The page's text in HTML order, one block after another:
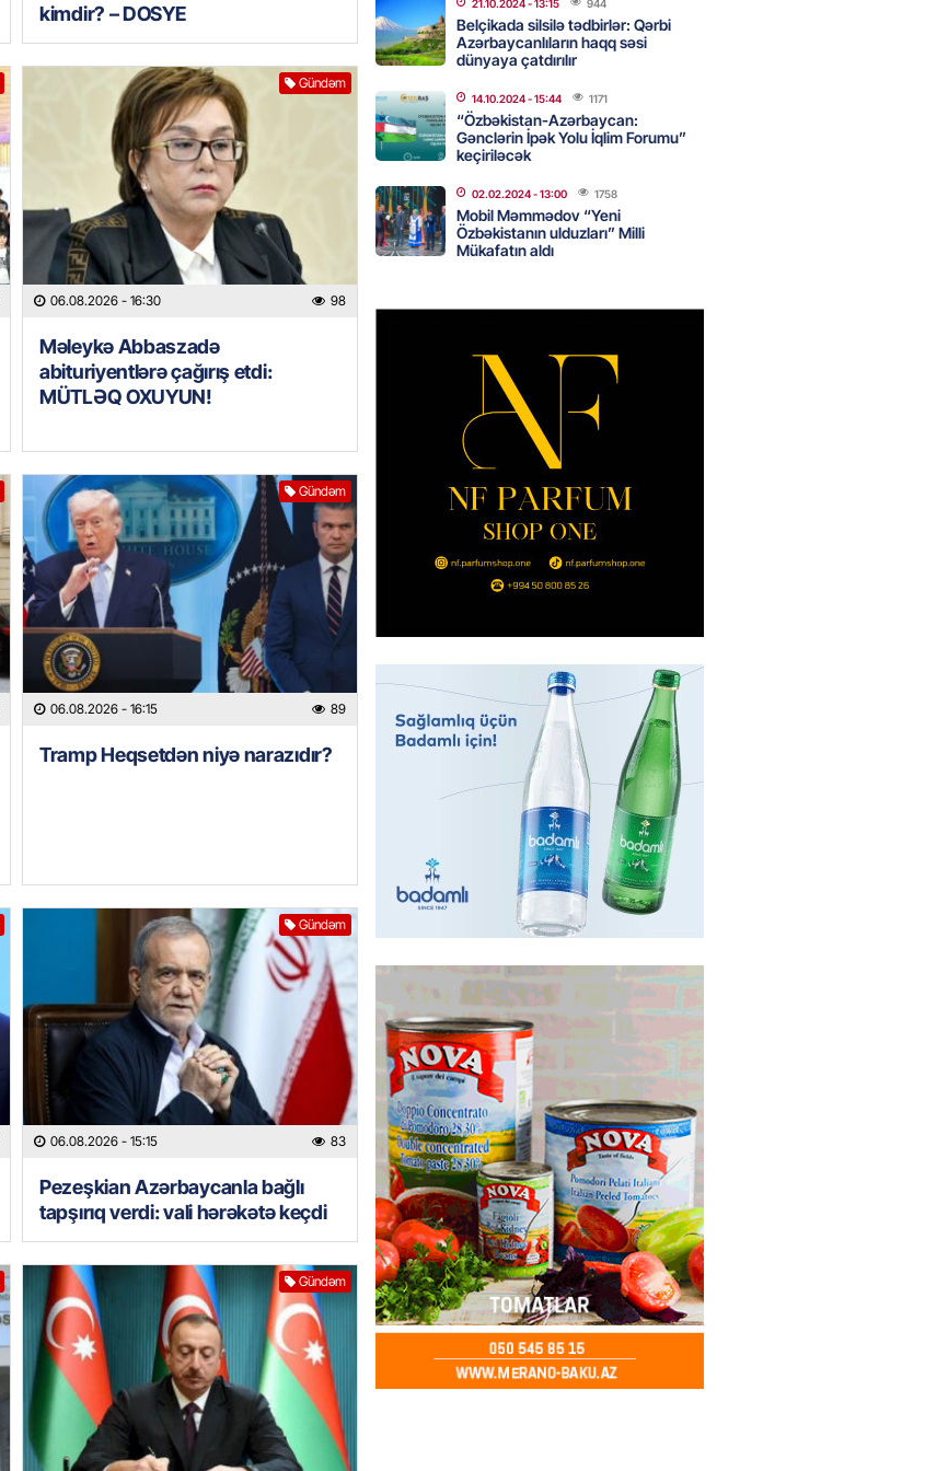
kimdir? – DOSYE
Gündəm
06.08.2026 - 16:30 98
Məleykə Abbaszadə
abituriyentlərə çağırış etdi:
MÜTLƏQ OXUYUN!
Gündəm
06.08.2026 - 16:15 89
Tramp Heqsetdən niyə narazıdır?
Gündəm
06.08.2026 - 15:15 83
Pezeşkian Azərbaycanla bağlı
tapşırıq verdi: vali hərəkətə keçdi
Gündəm
REKLAM
Birbank Star kartını indi sifariş
edin, nağdlaşdırmanı komissiyasız
edin
06.08.2026- 15:07 83
ÖLKƏ
Bu agentlikdə sədr müavinini AZCON
təyin edəcək
Azərbaycan Ukraynaya qaz tədarük
etməyə hazırdır – Ceyhun Bayramov
- 14:45
Prezident Əliyev 2 diplomatı geri çağırdı
- 14:30
imiş
06.08.2026- 14:15 75
MANŞET
Sarkisyanın əmlakı müsadirə EDİLDİ
79
İtaliyada zibil qutusuna atılan 1 milyon
avroluq lotereya bileti iki günlük
axtarışdan sonra tapılıb
06.08.2026- 13:45 67
Tərtərdə FACİƏ – Ər-arvad yanaraq
ÖLDÜ
06.08.2026- 13:30 79
BANNER
Tramp: İranla müharibəyə yox, sülhə
üstünlük verərdim
06.08.2026- 13:15 78
GÜNDƏM
Azərbaycan üzərindən Ermənistana
Rusiya buğdası gedib
- 13:00
21.10.2024- 13:15 944
Belçikada silsilə tədbirlər: Qərbi
Azərbaycanlıların haqq səsi
dünyaya çatdırılır
14.10.2024- 15:44 1171
“Özbəkistan-Azərbaycan:
Gənclərin İpək Yolu İqlim Forumu”
keçiriləcək
02.02.2024- 13:00 1758
Mobil Məmmədov “Yeni
Özbəkistanın ulduzları” Milli
Mükafatın aldı